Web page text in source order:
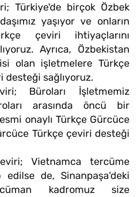
Türkiye'de birçok Özbek
yaşıyor ve onların
çeviri ihtiyaçlarını
Ayrıca, Özbekistan
olan işletmelere Türkçe
desteği sağlıyoruz.
Büroları İşletmemiz
arasında öncü bir
onaylı Türkçe Gürcüce
Türkçe çeviri desteği
Vietnamca tercüme
de, Sinanpaşa'deki
kadromuz size